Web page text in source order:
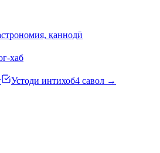
қаннодӣ
хаб
Устоди интихоб4 савол →